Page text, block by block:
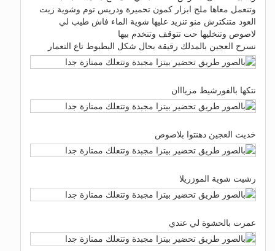
وتنعمل معاها ملح ابزار كمون تحميرة ودريس توم وشوية زيت
العود متنكترش منو تنزيد عليها شوية الماء فاش طيب لي
لاصوص وتنخليها حت تتوقف وتنخدم بيها
نسرح العجين بالمدلك رقيقة بحال شكل البطبوط تاع التعمار
نتكها بالفورشيط مزيااان
خديت العجين دهنتوا بلاصوص
رشيت شوية الموزريلا
عمرت بالحشوة لي عندي